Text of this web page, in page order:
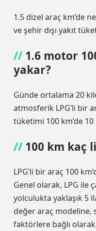
1.5 dizel araç km’de
ve şehir dışı yakıt
1.6 motor
yakar?
Günde ortalama 20
atmosferik LPG’li bir
tüketimi 100 km’de
100 km kaç
LPG’li bir araç 100
Genel olarak, LPG ile
yolculukta yaklaşık 5
değer araç modeline,
faktörlere bağlı